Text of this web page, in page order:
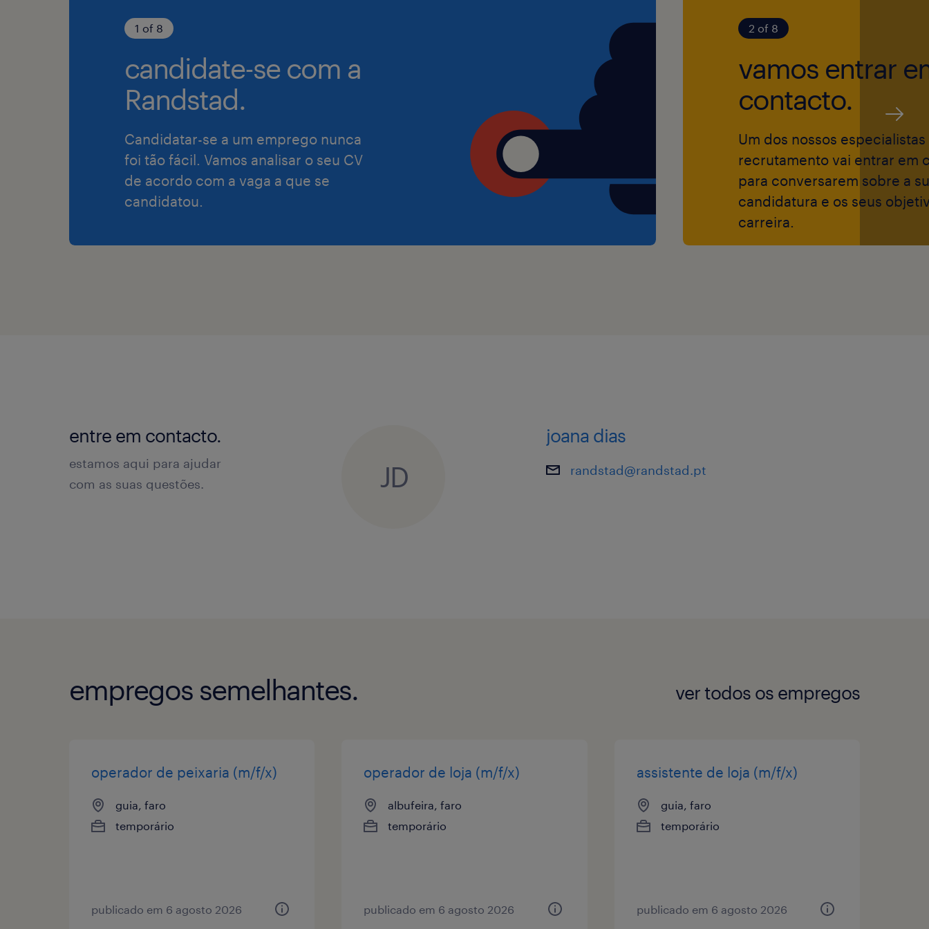
oficial a reclamações, sugestões e incidências
relativas a pagamentos e reembolsos.
Indicadores (KPIs): Monitorizar e dinamizar
métricas de satisfação do cliente (NPS, CSAT),
taxas de utilização de caixas automáticas e SLAs
de resposta.
1 of 8
candidate-se com a
Randstad.
Candidatar-se a um emprego nunca
foi tão fácil. Vamos analisar o seu CV
de acordo com a vaga a que se
candidatou.
2 of 8
vamos entrar
contacto.
Um dos nossos
recrutamento vai entrar em
para conversarem sobre a
candidatura e os seus
carreira.
entre em contacto.
estamos aqui para ajudar
com as suas questões.
JD
joana dias
randstad@randstad.pt
empregos semelhantes. ver todos os empregos
operador de peixaria (m/f/x)
guia, faro
temporário
publicado em 6 agosto 2026
operador de loja (m/f/x)
albufeira, faro
temporário
publicado em 6 agosto 2026
assistente de loja (m/f/x)
guia, faro
temporário
publicado em 6 agosto 2026